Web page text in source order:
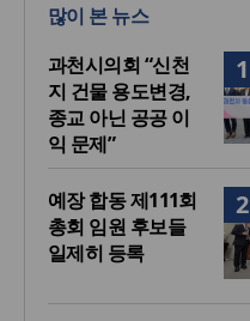
즈의 새 앨범 발매
많이 본 뉴스
1
과천시의회 “신천
지 건물 용도변경,
종교 아닌 공공 이
익 문제”
2
예장 합동 제111회
총회 임원 후보들
일제히 등록